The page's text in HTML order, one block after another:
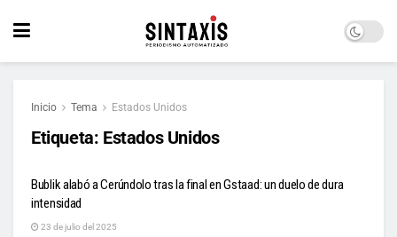
Inicio Tema Estados Unidos
Etiqueta: Estados Unidos
Bublik alabó a Cerúndolo tras la final en Gstaad: un duelo de dura
intensidad
23 de julio del 2025